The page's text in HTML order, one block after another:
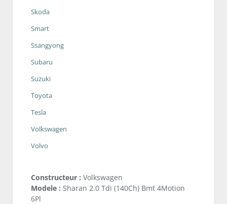
Skoda
Smart
Ssangyong
Subaru
Suzuki
Toyota
Tesla
Volkswagen
Volvo
Constructeur : Volkswagen
Modele : Sharan 2.0 Tdi (140Ch) Bmt 4Motion
6Pl